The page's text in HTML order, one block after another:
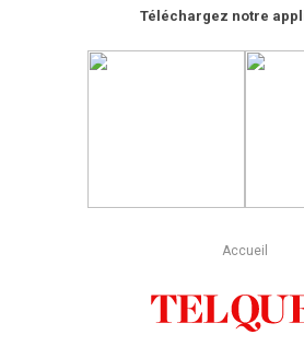
Téléchargez notre
Accueil